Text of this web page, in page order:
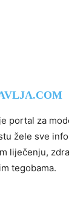
je portal za
žele sve
liječenju,
tegobama.